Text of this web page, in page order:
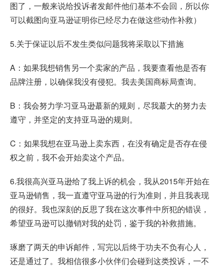
图了，一般来说给投诉者发邮件他们基本不会回，所以你
可以截图向亚马逊证明你已经尽力在做这些动作补救）
5.关于保证以后不发生类似问题我将采取以下措施
A：如果我想销售另一个卖家的产品，我要查看他是否有
品牌注册，以确保我没有侵犯。我去美国商标局查询。
B：我会努力学习亚马逊蕞新的规则，尽我蕞大的努力去
遵守，并坚定的支持亚马逊的规则。
C：如果我想在亚马逊上卖东西，在没有确定是否存在侵
权之前，我不会开始卖这个产品。
6.我很高兴亚马逊给了我上诉的机会，我从2015年开始在
亚马逊销售，我一直遵守亚马逊的行为准则，并且我表现
的很好。我也深刻的反思了我在这次事件中所犯的错误，
希望亚马逊可以撤销对我的处罚，鉴于我的补救措施。
琢磨了两天的申诉邮件，写完以后终于功夫不负有心人，
还是通过了。我相信很多小伙伴们会碰到这类投诉，一不